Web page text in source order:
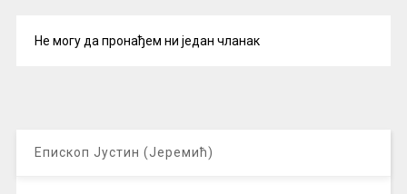
Не могу да пронађем ни један чланак
Епископ Јустин (Јеремић)